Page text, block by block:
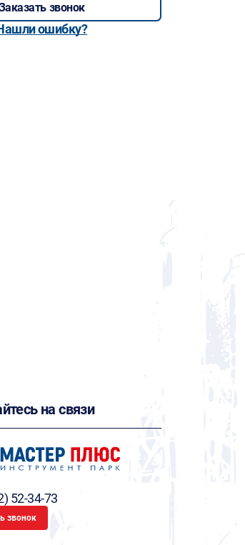
звонок
ошибку?
на связи
52-34-73
звонок